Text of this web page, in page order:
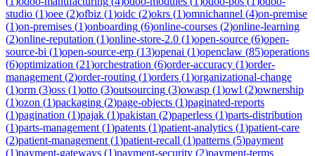
studio (1)oee (2)ofbiz (1)oidc (2)okrs (1)omnichannel (4)on-premise
(1)on-premises (1)onboarding (6)online-courses (2)online-learning
(2)online-reputation (1)online-store-2.0 (1)open-source (6)open-
source-bi (1)open-source-erp (13)openai (1)openclaw (85)operations
(6)optimization (21)orchestration (6)order-accuracy (1)order-
management (2)order-routing (1)orders (1)organizational-change
(1)orm (3)oss (1)otto (3)outsourcing (3)owasp (1)owl (2)ownership
(1)ozon (1)packaging (2)page-objects (1)paginated-reports
(1)pagination (1)pajak (1)pakistan (2)paperless (1)parts-distribution
(1)parts-management (1)patents (1)patient-analytics (1)patient-care
(2)patient-management (1)patient-recall (1)patterns (5)payment
(1)payment-gateways (1)payment-security (2)payment-terms